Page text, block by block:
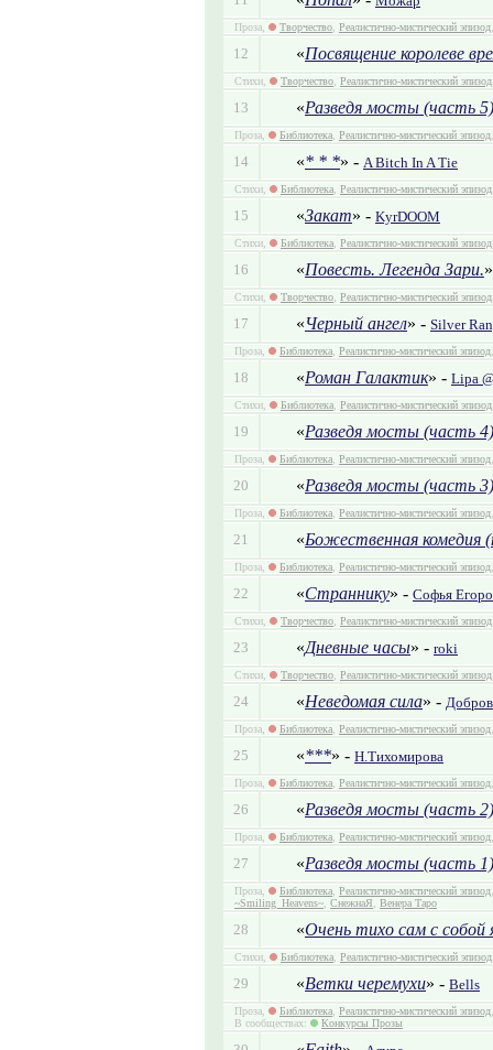
Проза, Творчество Реалистично-мистический эпизод
12 «Посвящение королеве
Стихи, Творчество Реалистично-мистический эпизод
13 «Разведя мосты (часть 5)
Проза, Библиотека Реалистично-мистический эпизод
14 «* * *» - A Bitch In A Tie
Стихи, Библиотека Реалистично-мистический эпизод
15 «Закат» - KyrDOOM
Стихи, Библиотека Реалистично-мистический эпизод
16 «Повесть. Легенда Зари.
Стихи, Творчество Реалистично-мистический эпизод
17 «Черный ангел» - Silver
Проза, Библиотека Реалистично-мистический эпизод
18 «Роман Галактик» - Lipa
Стихи, Библиотека Реалистично-мистический эпизод
19 «Разведя мосты (часть 4)
Проза, Библиотека Реалистично-мистический эпизод
20 «Разведя мосты (часть 3)
Проза, Библиотека Реалистично-мистический эпизод
21 «Божественная комедия
Проза, Библиотека Реалистично-мистический эпизод
22 «Страннику» - Софья
Стихи, Творчество Реалистично-мистический эпизод
23 «Дневные часы» - roki
Стихи, Творчество Реалистично-мистический эпизод
24 «Неведомая сила» -
Проза, Библиотека Реалистично-мистический эпизод
25 «***» - Н.Тихомирова
Проза, Библиотека Реалистично-мистический эпизод
26 «Разведя мосты (часть 2)
Проза, Библиотека Реалистично-мистический эпизод
27 «Разведя мосты (часть 1)
Проза, Библиотека Реалистично-мистический эпизод
~Smiling_Heavens~ СнежнаЯ Венера Таро
28 «Очень тихо сам с собой
Стихи, Библиотека Реалистично-мистический эпизод
29 «Ветки черемухи» - Bells
Проза, Библиотека Реалистично-мистический эпизод
В сообществах:
Конкурсы Прозы